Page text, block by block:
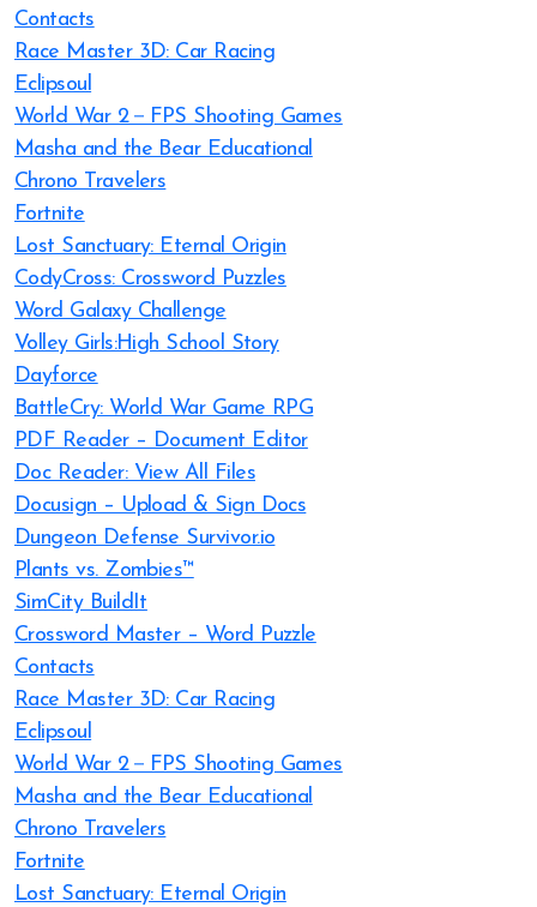
Contacts
Race Master 3D: Car Racing
Eclipsoul
World War 2－FPS Shooting Games
Masha and the Bear Educational
Chrono Travelers
Fortnite
Lost Sanctuary: Eternal Origin
CodyCross: Crossword Puzzles
Word Galaxy Challenge
Volley Girls:High School Story
Dayforce
BattleCry: World War Game RPG
PDF Reader – Document Editor
Doc Reader: View All Files
Docusign – Upload & Sign Docs
Dungeon Defense Survivor.io
Plants vs. Zombies™
SimCity BuildIt
Crossword Master – Word Puzzle
Contacts
Race Master 3D: Car Racing
Eclipsoul
World War 2－FPS Shooting Games
Masha and the Bear Educational
Chrono Travelers
Fortnite
Lost Sanctuary: Eternal Origin